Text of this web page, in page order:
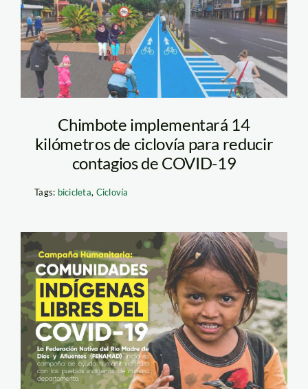
Chimbote implementará 14
kilómetros de ciclovía para reducir
contagios de COVID-19
Tags: bicicleta, Ciclovía
Fenamad Campaña